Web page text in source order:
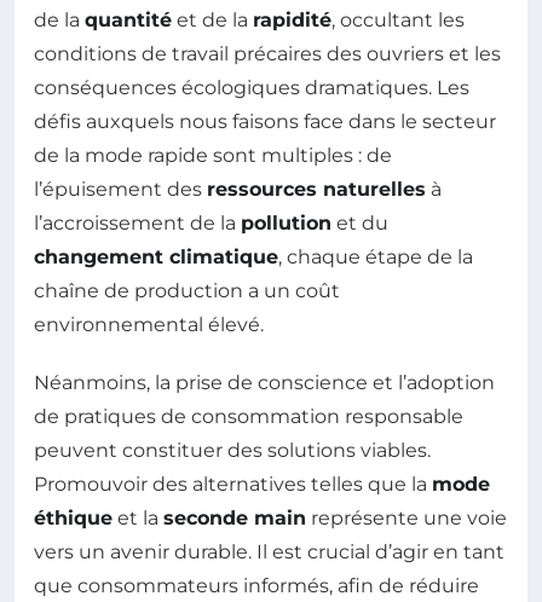
de la quantité et de la rapidité, occultant les
conditions de travail précaires des ouvriers et les
conséquences écologiques dramatiques. Les
défis auxquels nous faisons face dans le secteur
de la mode rapide sont multiples : de
l’épuisement des ressources naturelles à
l’accroissement de la pollution et du
changement climatique, chaque étape de la
chaîne de production a un coût
environnemental élevé.
Néanmoins, la prise de conscience et l’adoption
de pratiques de consommation responsable
peuvent constituer des solutions viables.
Promouvoir des alternatives telles que la mode
éthique et la seconde main représente une voie
vers un avenir durable. Il est crucial d’agir en tant
que consommateurs informés, afin de réduire